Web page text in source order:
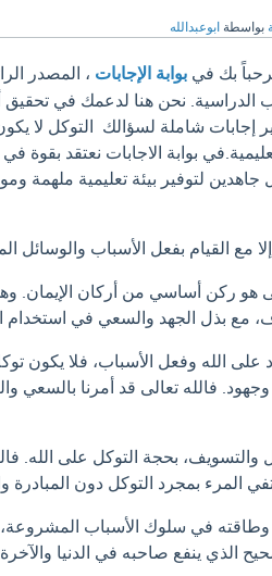
بواسطة ابوعبدالله
بك في بوابة الإجابات ، المصدر
الدراسية. نحن هنا لدعمك في تحقيق
إجابات شاملة لسؤالك التوكل لا
بوابة الاجابات نعتقد بقوة
لتوفير بيئة تعليمية ملهمة
مع القيام بفعل الأسباب والوسائل
هو ركن أساسي من أركان الإيمان.
مع بذل الجهد والسعي في استخدام
الله وفعل الأسباب، فلا يكون
فالله تعالى قد أمرنا بالسعي
والتسويف، بحجة التوكل على الله.
المرء بمجرد التوكل دون المبادرة
في سلوك الأسباب
الذي ينفع صاحبه في الدنيا والآخرة.